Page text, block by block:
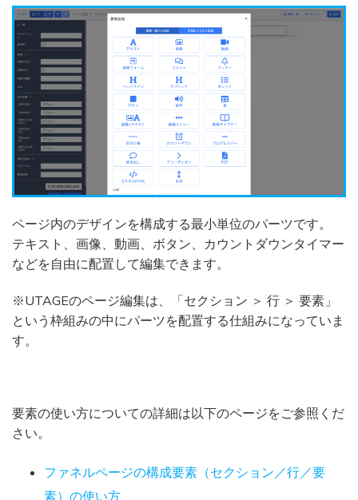
ページ内のデザインを構成する最小単位のパーツです。
テキスト、画像、動画、ボタン、カウントダウンタイマー
などを自由に配置して編集できます。
※UTAGEのページ編集は、「セクション ＞ 行 ＞ 要素」
という枠組みの中にパーツを配置する仕組みになっていま
す。
要素の使い方についての詳細は以下のページをご参照くだ
さい。
ファネルページの構成要素（セクション／行／要
素）の使い方